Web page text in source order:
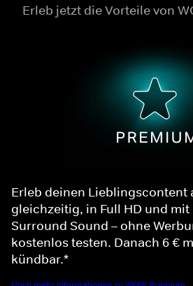
Erleb jetzt die Vorteile von
Erleb deinen Lieblingscontent
gleichzeitig, in Full HD und mit
Surround Sound – ohne
kostenlos testen. Danach 6 €
kündbar.*